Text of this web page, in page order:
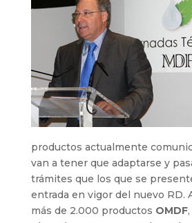
productos actualmente
van a tener que adaptarse y
trámites que los que se
entrada en vigor del nuevo RD.
más de 2.000 productos OMDF